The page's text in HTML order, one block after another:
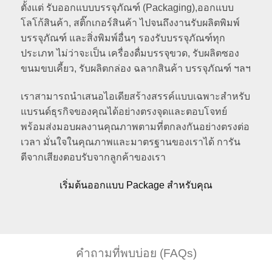
ตั้งแต่ รับออกแบบบรรจุภัณฑ์ (Packaging),ออกแบบ
โลโก้สินค้า, สติ๊กเกอร์สินค้า ไปจนถึงงานรับผลิตพิมพ์
บรรจุภัณฑ์ และสิ่งพิมพ์อื่นๆ รองรับบรรจุภัณฑ์ทุก
ประเภท ไม่ว่าจะเป็น เครื่องดื่มบรรจุขวด, รับผลิตซอง
ขนมขบเคี้ยว, รับผลิตกล่อง ฉลากสินค้า บรรจุภัณฑ์ ฯลฯ
เราสามารถนำเสนอไอเดียสร้างสรรค์แบบเฉพาะสำหรับ
แบรนด์ธุรกิจของคุณได้อย่างตรงจุดและตอบโจทย์
พร้อมส่งมอบผลงานคุณภาพตามที่ตกลงกันอย่างตรงต่อ
เวลา มั่นใจในคุณภาพและมาตรฐานของเราได้ การัน
ตีจากเสียงตอบรับจากลูกค้าของเรา
เริ่มต้นออกแบบ Package สำหรับคุณ
คำถามที่พบบ่อย (FAQs)